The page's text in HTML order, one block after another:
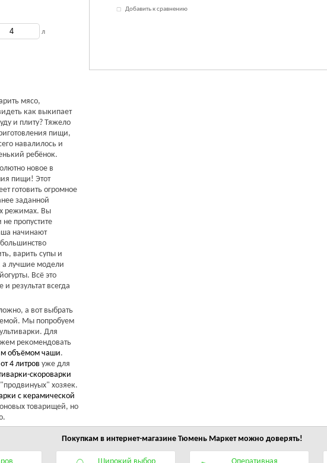
л
мясо,
как выкипает
и плиту? Тяжело
пищи,
навалилось и
ребёнок.
новое в
пищи! Этот
готовить огромное
заданной
режимах. Вы
пропустите
начинают
варить супы и
а лучшие модели
Всё это
результат всегда
а вот выбрать
Мы попробуем
Для
рекомендовать
объёмом чаши.
4 литров уже для
скороварки
хозяек.
с керамической
товарищей, но
Добавить к сравнению
Покупкам в интернет-магазине Тюмень Маркетможно доверять!